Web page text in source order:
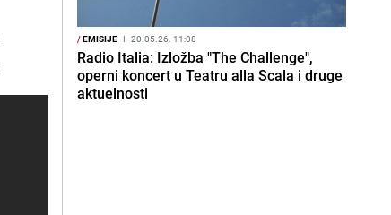
/EMISIJE I 20.05.26. 11:08
Radio Italia: Izložba "The Challenge",
operni koncert u Teatru alla Scala i druge
aktuelnosti